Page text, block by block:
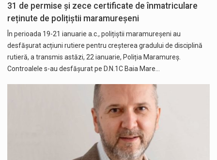
31 de permise și zece certificate de înmatriculare
reținute de polițiștii maramureșeni
În perioada 19-21 ianuarie a.c., polițiștii maramureșeni au
desfășurat acțiuni rutiere pentru creșterea gradului de disciplină
rutieră, a transmis astăzi, 22 ianuarie, Poliția Maramureș.
Controalele s-au desfășurat pe D.N.1C Baia Mare…